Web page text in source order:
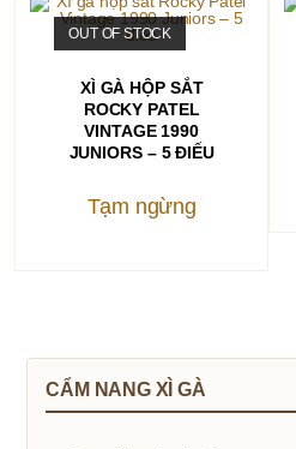
OUT OF STOCK
ĐỌC TIẾP
XÌ GÀ HỘP SẮT
ROCKY PATEL
VINTAGE 1990
JUNIORS – 5 ĐIẾU
Tạm ngừng
CẨM NANG XÌ GÀ